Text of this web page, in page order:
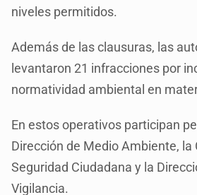
niveles permitidos.
Además de las clausuras, las
levantaron 21 infracciones por
normatividad ambiental en
En estos operativos participan
Dirección de Medio Ambiente, la
Seguridad Ciudadana y la
Vigilancia.